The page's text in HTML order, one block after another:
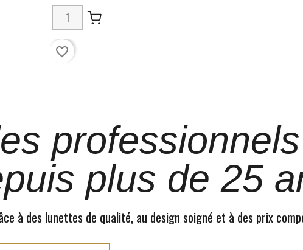
favorite_border
professionnels
plus de 25
à des lunettes de qualité, au design soigné et à des prix